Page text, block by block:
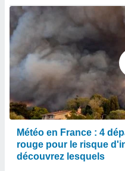
Météo en France : 4
rouge pour le risque
découvrez lesquels